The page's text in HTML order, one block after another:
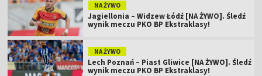
NA ŻYWO
Jagiellonia – Widzew Łódź [NA ŻYWO]. Śledź
wynik meczu PKO BP Ekstraklasy!
NA ŻYWO
Lech Poznań – Piast Gliwice [NA ŻYWO]. Śledź
wynik meczu PKO BP Ekstraklasy!